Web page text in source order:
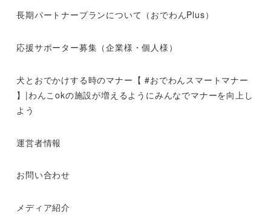
長期パートナープランについて（おでわんPlus）
応援サポーター募集（企業様・個人様）
犬とおでかけする時のマナー【 #おでわんスマートマナー
】|わんこokの施設が増えるようにみんなでマナーを向上し
よう
運営者情報
お問い合わせ
メディア紹介